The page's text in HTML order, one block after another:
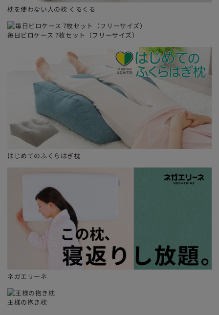
商品と一緒に選択されていない場合はラッピングなしの
通常発送になります。
超大型商品や取り付け設置が必要な商品など、一部ギフ
トラッピングに対応していない商品がございます。
お届け時に荷姿が崩れてしまう場合があります。
当店では、商品をお受け取りになられた方に喜んでいた
だけるよう、できる限りお届け時にキレイな荷姿で発送
出荷をさせていただいておりますが、お届けまでの配送
時に荷姿が崩れてしまったり、破損してしまう場合もご
ざいます。こちらもあらかじめご理解・ご了承の上、ご
注文くださるようお願い申し上げます。
枕を使わない人の枕 くるくる
毎日ピロケース 7枚セット（フリーサイズ）
はじめてのふくらはぎ枕
ネガエリーネ
王様の抱き枕